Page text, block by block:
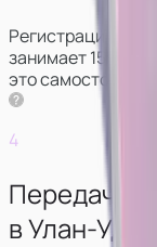
Регистрация
занимает 15‑20
это
4
Передача
в Улан-Удэ.